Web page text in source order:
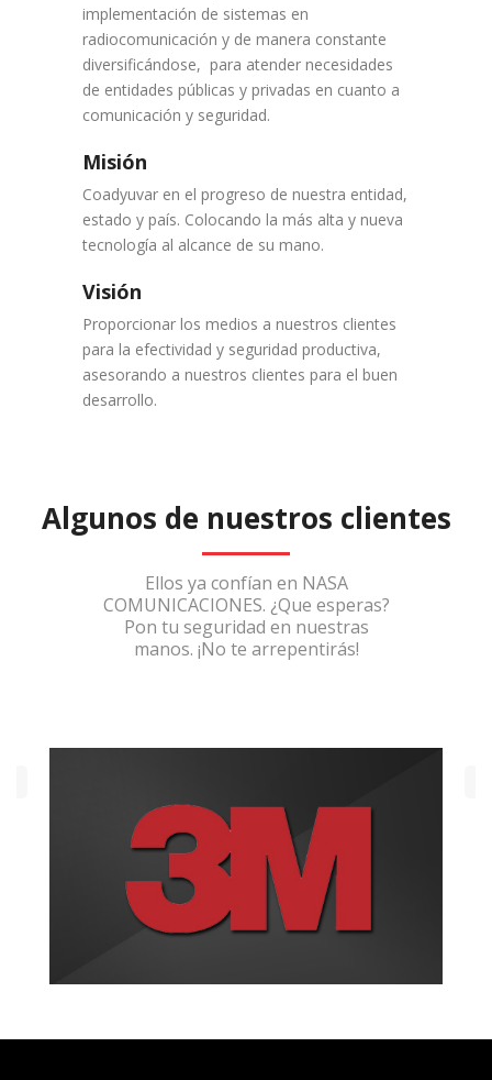
implementación de sistemas en
radiocomunicación y de manera constante
diversificándose, para atender necesidades
de entidades públicas y privadas en cuanto a
comunicación y seguridad.
Misión
Coadyuvar en el progreso de nuestra entidad,
estado y país. Colocando la más alta y nueva
tecnología al alcance de su mano.
Visión
Proporcionar los medios a nuestros clientes
para la efectividad y seguridad productiva,
asesorando a nuestros clientes para el buen
desarrollo.
Algunos de nuestros clientes
Ellos ya confían en NASA
COMUNICACIONES. ¿Que esperas?
Pon tu seguridad en nuestras
manos. ¡No te arrepentirás!